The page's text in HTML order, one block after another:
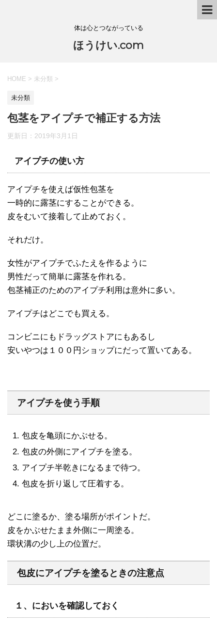
体は心とつながっている
ほうけい.com
HOME > 未分類 >
未分類
包茎をアイプチで補正する方法
更新日： 2019年3月1日
アイプチの使い方
アイプチを使えば仮性包茎を
一時的に露茎にすることができる。
皮をむいて接着して止めておく。
それだけ。
女性がアイプチでふたえを作るように
男性だって簡単に露茎を作れる。
包茎補正のためのアイプチ利用は意外に多い。
アイプチはどこでも買える。
コンビニにもドラッグストアにもあるし
安いやつは１００円ショップにだって置いてある。
アイプチを使う手順
包皮を亀頭にかぶせる。
包皮の外側にアイプチを塗る。
アイプチ半乾きになるまで待つ。
包皮を折り返して圧着する。
どこに塗るか、塗る場所がポイントだ。
皮をかぶせたまま外側に一周塗る。
環状溝の少し上の位置だ。
包皮にアイプチを塗るときの注意点
１、においを確認しておく